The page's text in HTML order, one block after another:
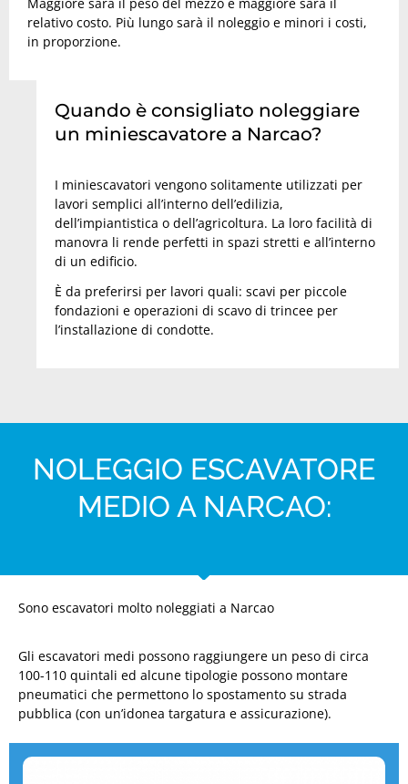
Maggiore sarà il peso del mezzo e maggiore sarà il
relativo costo. Più lungo sarà il noleggio e minori i costi,
in proporzione.
Quando è consigliato noleggiare
un miniescavatore a Narcao?
I miniescavatori vengono solitamente utilizzati per
lavori semplici all’interno dell’edilizia,
dell’impiantistica o dell’agricoltura. La loro facilità di
manovra li rende perfetti in spazi stretti e all’interno
di un edificio.
È da preferirsi per lavori quali: scavi per piccole
fondazioni e operazioni di scavo di trincee per
l’installazione di condotte.
NOLEGGIO ESCAVATORE
MEDIO A NARCAO:
Sono escavatori molto noleggiati a Narcao
Gli escavatori medi possono raggiungere un peso di circa
100-110 quintali ed alcune tipologie possono montare
pneumatici che permettono lo spostamento su strada
pubblica (con un’idonea targatura e assicurazione).